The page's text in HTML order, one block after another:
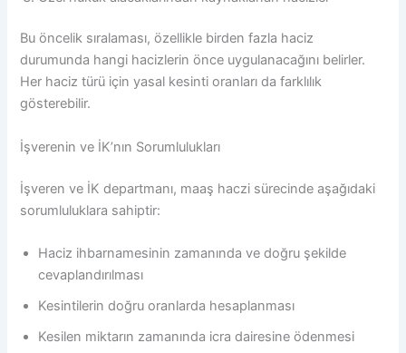
Bu öncelik sıralaması, özellikle birden fazla haciz
durumunda hangi hacizlerin önce uygulanacağını belirler.
Her haciz türü için yasal kesinti oranları da farklılık
gösterebilir.
İşverenin ve İK’nın Sorumlulukları
İşveren ve İK departmanı, maaş haczi sürecinde aşağıdaki
sorumluluklara sahiptir:
Haciz ihbarnamesinin zamanında ve doğru şekilde
cevaplandırılması
Kesintilerin doğru oranlarda hesaplanması
Kesilen miktarın zamanında icra dairesine ödenmesi